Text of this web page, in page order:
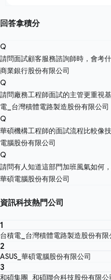
回答拿積分
Q
請問面試顧客服務諮詢師時，會考
商業銀行股份有限公司
Q
請問廠務工程師面試的主管更重視
電_台灣積體電路製造股份有限公司
Q
華碩機構工程師的面試流程比較像
電腦股份有限公司
Q
請問有人知道這部門加班風氣如何
華碩電腦股份有限公司
資訊科技熱門公司
1
台積電_台灣積體電路製造股份有限
2
ASUS_華碩電腦股份有限公司
3
和碩集團_和碩聯合科技股份有限公